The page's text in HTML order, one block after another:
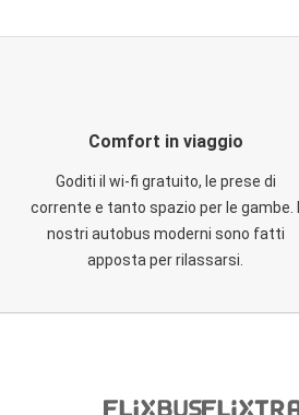
Comfort in viaggio
Goditi il wi-fi gratuito, le prese di
corrente e tanto spazio per le gambe. I
nostri autobus moderni sono fatti
apposta per rilassarsi.